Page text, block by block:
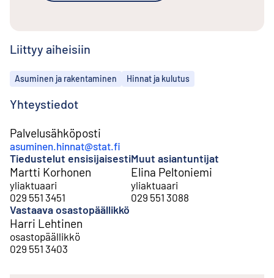
Liittyy aiheisiin
Aiheet
Asuminen ja rakentaminen Hinnat ja kulutus
Yhteystiedot
Palvelusähköposti
asuminen.hinnat@stat.fi
Tiedustelut ensisijaisesti
Martti Korhonen
yliaktuaari
029 551 3451
Muut asiantuntijat
Elina Peltoniemi
yliaktuaari
029 551 3088
Vastaava osastopäällikkö
Harri Lehtinen
osastopäällikkö
029 551 3403